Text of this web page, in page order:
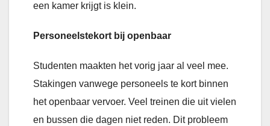
een kamer krijgt is klein.
Personeelstekort bij openbaar
Studenten maakten het vorig jaar al veel mee.
Stakingen vanwege personeels te kort binnen
het openbaar vervoer. Veel treinen die uit vielen
en bussen die dagen niet reden. Dit probleem